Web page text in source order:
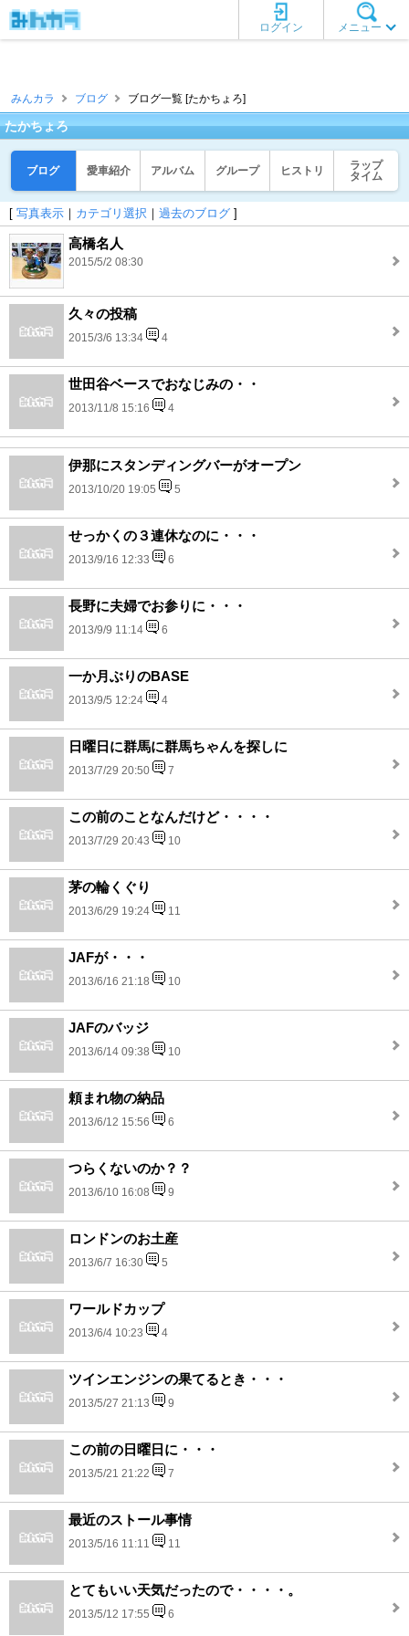
メニュー
ログイン
みんカラ ブログ ブログ一覧 [たかちょろ]
たかちょろ
ブログ 愛車紹介 アルバム グループ ヒストリ
ラップ
タイム
[ 写真表示 ｜ カテゴリ選択 ｜ 過去のブログ ]
高橋名人
2015/5/2 08:30
久々の投稿
2015/3/6 13:34 4
世田谷ベースでおなじみの・・
2013/11/8 15:16 4
伊那にスタンディングバーがオープン
2013/10/20 19:05 5
せっかくの３連休なのに・・・
2013/9/16 12:33 6
長野に夫婦でお参りに・・・
2013/9/9 11:14 6
一か月ぶりのBASE
2013/9/5 12:24 4
日曜日に群馬に群馬ちゃんを探しに
2013/7/29 20:50 7
この前のことなんだけど・・・・
2013/7/29 20:43 10
茅の輪くぐり
2013/6/29 19:24 11
JAFが・・・
2013/6/16 21:18 10
JAFのバッジ
2013/6/14 09:38 10
頼まれ物の納品
2013/6/12 15:56 6
つらくないのか？？
2013/6/10 16:08 9
ロンドンのお土産
2013/6/7 16:30 5
ワールドカップ
2013/6/4 10:23 4
ツインエンジンの果てるとき・・・
2013/5/27 21:13 9
この前の日曜日に・・・
2013/5/21 21:22 7
最近のストール事情
2013/5/16 11:11 11
とてもいい天気だったので・・・・。
2013/5/12 17:55 6